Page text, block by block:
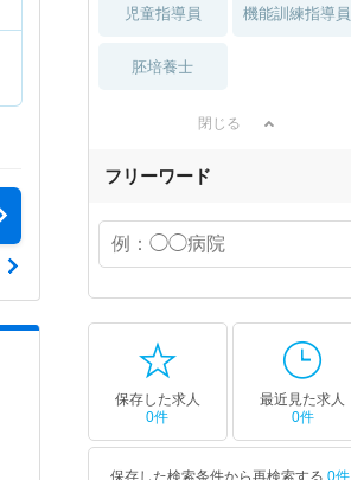
児童指導員 機能訓練指導員
胚培養士
閉じる
フリーワード
保存した求人
0件
最近見た求人
0件
保存した検索条件から再検索する 0件